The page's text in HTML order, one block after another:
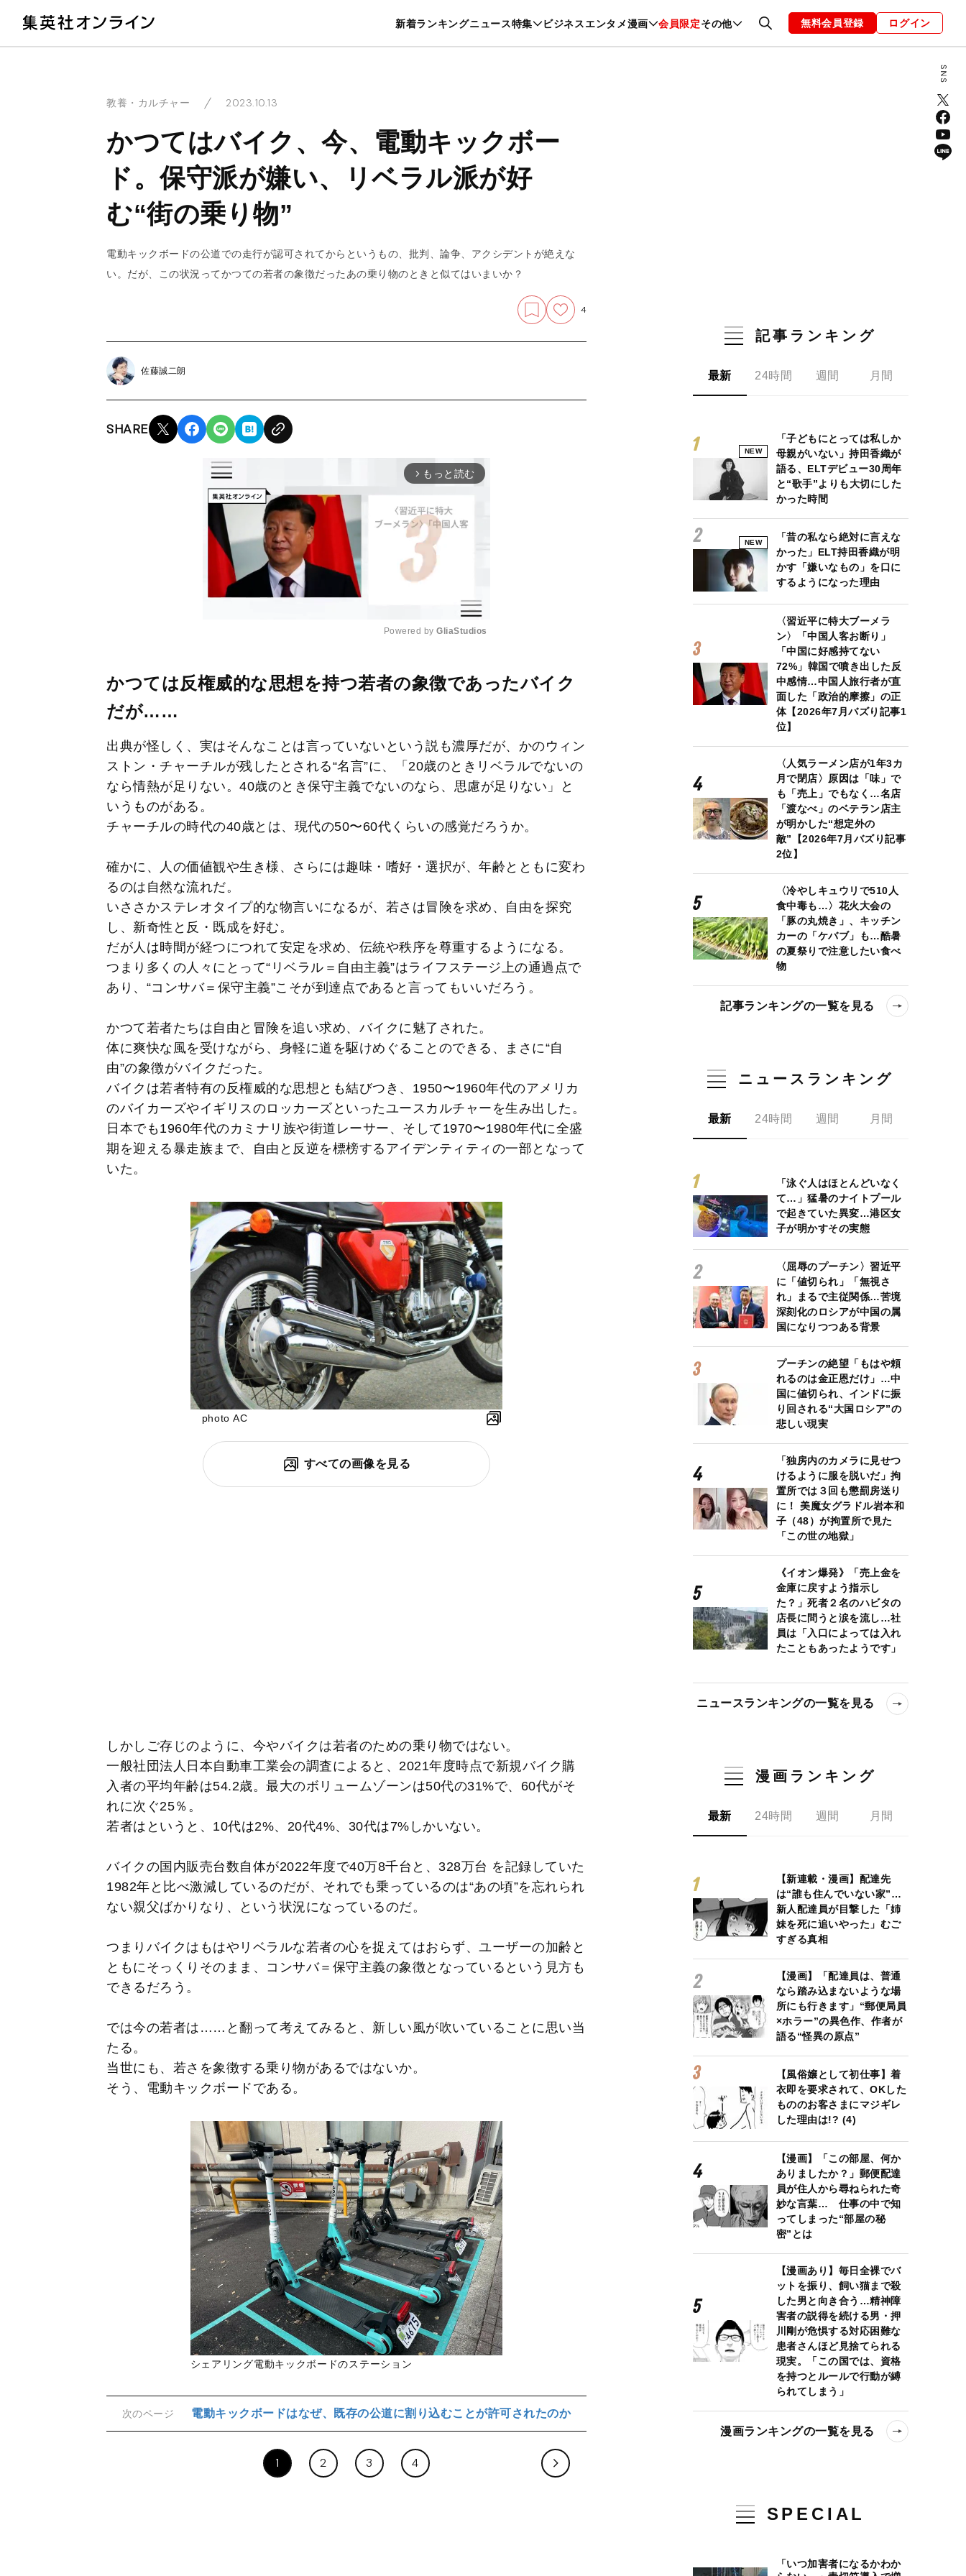
新着ランキングニュース特集 ビジネスエンタメ漫画 会員限定その他
暮らし スポーツ ヘルスケア 美容 グルメ ファッション 恋愛・結婚 編集部 お知らせ
無料会員登録 ログイン
教養・カルチャー 2023.10.13
かつてはバイク、今、電動キックボー
ド。保守派が嫌い、リベラル派が好
む“街の乗り物”
電動キックボードの公道での走行が認可されてからというもの、批判、論争、アクシデントが絶えな
い。だが、この状況ってかつての若者の象徴だったあの乗り物のときと似てはいまいか？
4
佐藤誠二朗
SHARE
arrow_forward_ios もっと読む
M
u
Powered by GliaStudios
かつては反権威的な思想を持つ若者の象徴であったバイク
だが……
出典が怪しく、実はそんなことは言っていないという説も濃厚だが、かのウィン
ストン・チャーチルが残したとされる“名言”に、「20歳のときリベラルでないの
なら情熱が足りない。40歳のとき保守主義でないのなら、思慮が足りない」と
いうものがある。
チャーチルの時代の40歳とは、現代の50〜60代くらいの感覚だろうか。
確かに、人の価値観や生き様、さらには趣味・嗜好・選択が、年齢とともに変わ
るのは自然な流れだ。
いささかステレオタイプ的な物言いになるが、若さは冒険を求め、自由を探究
し、新奇性と反・既成を好む。
だが人は時間が経つにつれて安定を求め、伝統や秩序を尊重するようになる。
つまり多くの人々にとって“リベラル＝自由主義”はライフステージ上の通過点で
あり、“コンサバ＝保守主義”こそが到達点であると言ってもいいだろう。
かつて若者たちは自由と冒険を追い求め、バイクに魅了された。
体に爽快な風を受けながら、身軽に道を駆けめぐることのできる、まさに“自
由”の象徴がバイクだった。
バイクは若者特有の反権威的な思想とも結びつき、1950〜1960年代のアメリカ
のバイカーズやイギリスのロッカーズといったユースカルチャーを生み出した。
日本でも1960年代のカミナリ族や街道レーサー、そして1970〜1980年代に全盛
期を迎える暴走族まで、自由と反逆を標榜するアイデンティティの一部となって
いた。
photo AC
すべての画像を見る
しかしご存じのように、今やバイクは若者のための乗り物ではない。
一般社団法人日本自動車工業会の調査によると、2021年度時点で新規バイク購
入者の平均年齢は54.2歳。最大のボリュームゾーンは50代の31%で、60代がそ
れに次ぐ25％。
若者はというと、10代は2%、20代4%、30代は7%しかいない。
バイクの国内販売台数自体が2022年度で40万8千台と、328万台 を記録していた
1982年と比べ激減しているのだが、それでも乗っているのは“あの頃”を忘れられ
ない親父ばかりなり、という状況になっているのだ。
つまりバイクはもはやリベラルな若者の心を捉えてはおらず、ユーザーの加齢と
ともにそっくりそのまま、コンサバ＝保守主義の象徴となっているという見方も
できるだろう。
では今の若者は……と翻って考えてみると、新しい風が吹いていることに思い当
たる。
当世にも、若さを象徴する乗り物があるではないか。
そう、電動キックボードである。
シェアリング電動キックボードのステーション
次のページ 電動キックボードはなぜ、既存の公道に割り込むことが許可されたのか
1 2 3 4
記事ランキング
最新 24時間 週間 月間
NEW
「子どもにとっては私しか
母親がいない」持田香織が
語る、ELTデビュー30周年
と“歌手”よりも大切にした
かった時間
NEW
「昔の私なら絶対に言えな
かった」ELT持田香織が明
かす「嫌いなもの」を口に
するようになった理由
〈習近平に特大ブーメラ
ン〉「中国人客お断り」
「中国に好感持てない
72%」韓国で噴き出した反
中感情…中国人旅行者が直
面した「政治的摩擦」の正
体【2026年7月バズり記事1
位】
〈人気ラーメン店が1年3カ
月で閉店〉原因は「味」で
も「売上」でもなく…名店
「渡なべ」のベテラン店主
が明かした“想定外の
敵”【2026年7月バズり記事
2位】
〈冷やしキュウリで510人
食中毒も…〉花火大会の
「豚の丸焼き」、キッチン
カーの「ケバブ」も…酷暑
の夏祭りで注意したい食べ
物
記事ランキングの一覧を見る
ニュースランキング
最新 24時間 週間 月間
「泳ぐ人はほとんどいなく
て…」猛暑のナイトプール
で起きていた異変…港区女
子が明かすその実態
〈屈辱のプーチン〉習近平
に「値切られ」「無視さ
れ」まるで主従関係…苦境
深刻化のロシアが中国の属
国になりつつある背景
プーチンの絶望「もはや頼
れるのは金正恩だけ」…中
国に値切られ、インドに振
り回される“大国ロシア”の
悲しい現実
「独房内のカメラに見せつ
けるように服を脱いだ」拘
置所では３回も懲罰房送り
に！ 美魔女グラドル岩本和
子（48）が拘置所で見た
「この世の地獄」
《イオン爆発》「売上金を
金庫に戻すよう指示し
た？」死者２名のハビタの
店長に問うと涙を流し…社
員は「入口によっては入れ
たこともあったようです」
ニュースランキングの一覧を見る
漫画ランキング
最新 24時間 週間 月間
【新連載・漫画】配達先
は“誰も住んでいない家”…
新人配達員が目撃した「姉
妹を死に追いやった」むご
すぎる真相
【漫画】「配達員は、普通
なら踏み込まないような場
所にも行きます」“郵便局員
×ホラー”の異色作、作者が
語る“怪異の原点”
【風俗嬢として初仕事】着
衣即を要求されて、OKした
もののお客さまにマジギレ
した理由は!? (4)
【漫画】「この部屋、何か
ありましたか？」郵便配達
員が住人から尋ねられた奇
妙な言葉… 仕事の中で知
ってしまった“部屋の秘
密”とは
【漫画あり】毎日全裸でバ
ットを振り、飼い猫まで殺
した男と向き合う…精神障
害者の説得を続ける男・押
川剛が危惧する対応困難な
患者さんほど見捨てられる
現実。「この国では、資格
を持つとルールで行動が縛
られてしまう」
漫画ランキングの一覧を見る
SPECIAL
「いつ加害者になるかわか